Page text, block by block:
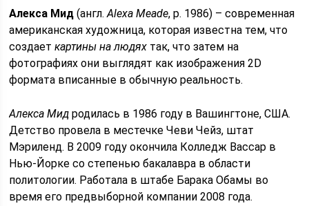
Алекса Мид (англ.Alexa Meade, р. 1986) – современная
американская художница, которая известна тем, что
создаеткартины на людях так, что затем на
фотографиях они выглядят как изображения 2D
формата вписанные в обычную реальность.
Алекса Мид родилась в 1986 году в Вашингтоне, США.
Детство провела в местечке Чеви Чейз, штат
Мэриленд. В 2009 году окончила Колледж Вассар в
Нью-Йорке со степенью бакалавра в области
политологии. Работала в штабе Барака Обамы во
время его предвыборной компании 2008 года.